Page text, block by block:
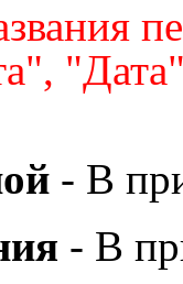
- В
- В